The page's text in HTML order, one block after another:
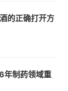
的正确打开方
年制药领域重